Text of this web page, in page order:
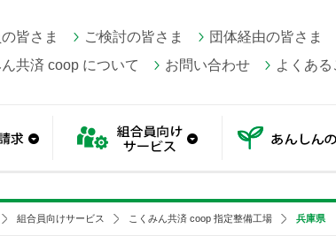
皆さま ご検討の皆さま
団体経由の皆さま
共済 coop について
お問い合わせ よくあ
組合員向けサービス こくみん共済 coop 指定整備工場 兵庫県